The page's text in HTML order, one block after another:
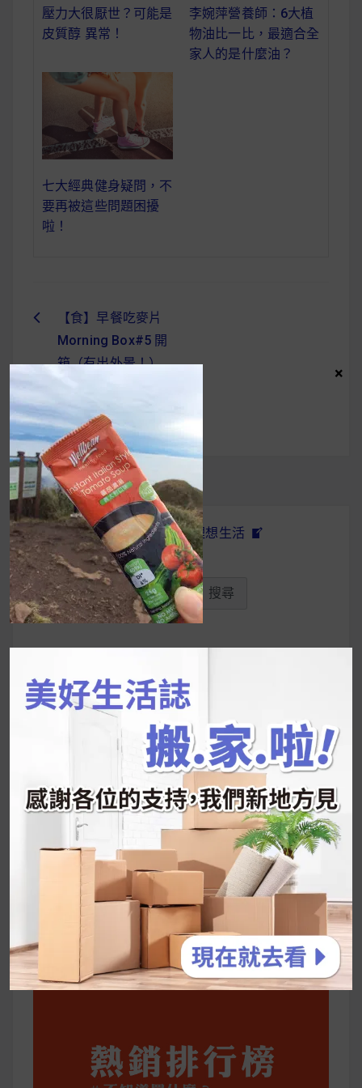
蔬食純素餐廳推薦
壓力大很厭世？可能是
皮質醇 異常！
李婉萍營養師：6大植
物油比一比，最適合全
家人的是什麼油？
七大經典健身疑問，不
要再被這些問題困擾
啦！
文
覽
【食】早餐吃麥片
Morning Box#5 開
箱（有出外景！）
UrMart 為你打造理想生活
搜
尋
字:
韓國人為什麼不容易胖？
揭秘明星、網紅熱
推的MZ Diet ！
好吃的蛋白點心還有好玩的運動小遊戲！今年過
年已經等不及帶這盒跟我的親戚、朋友們一起分
享～
2026 過年禮盒推薦｜五款百元健康伴手禮
停用猛健樂後會反彈嗎？作用解析＋停藥後體重
維持全攻略
公主營養師：飲食改變也是能快樂執行的！6 個
你一定要知道的技巧
×